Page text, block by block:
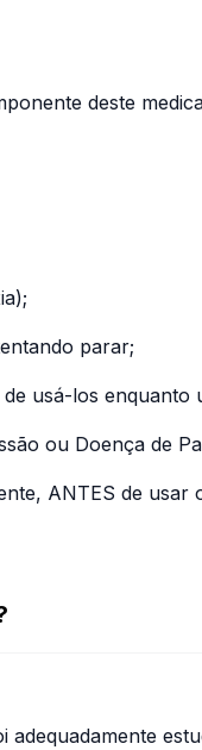
deste
parar;
usá-los
ou Doença de
ANTES de